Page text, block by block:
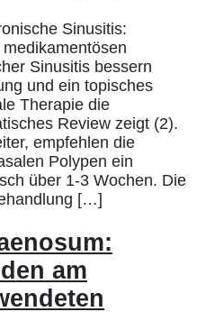
Sinusitis:
Sinusitis bessern
und ein topisches
Therapie die
Review zeigt (2).
empfehlen die
Polypen ein
über 1-3 Wochen. Die
[…]
am